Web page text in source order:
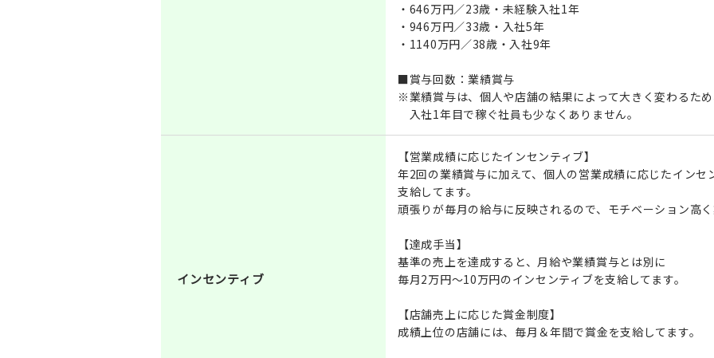
・646万円／23歳・未経験入社1年
・946万円／33歳・入社5年
・1140万円／38歳・入社9年
■賞与回数：業績賞与
※業績賞与は、個人や店舗の結果によって大きく変わるた
入社1年目で稼ぐ社員も少なくありません。
インセンティブ
【営業成績に応じたインセンティブ】
年2回の業績賞与に加えて、個人の営業成績に応じたインセ
支給してます。
頑張りが毎月の給与に反映されるので、モチベーション高
【達成手当】
基準の売上を達成すると、月給や業績賞与とは別に
毎月2万円～10万円のインセンティブを支給してます。
【店舗売上に応じた賞金制度】
成績上位の店舗には、毎月＆年間で賞金を支給してます。